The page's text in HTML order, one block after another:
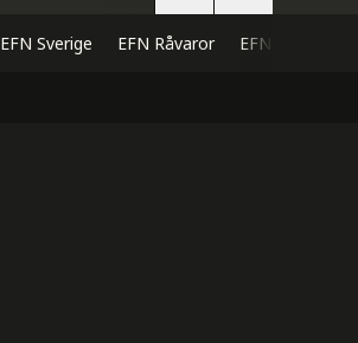
EFN Sverige EFN Råvaror EFN Direkt